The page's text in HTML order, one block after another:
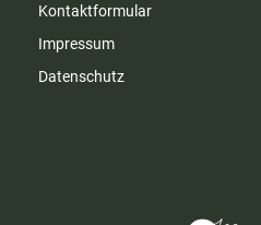
Kontaktformular
Impressum
Datenschutz